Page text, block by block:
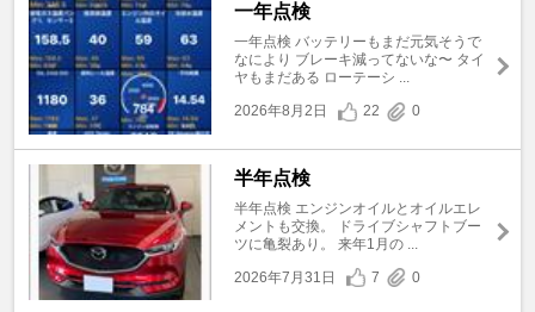
一年点検
一年点検 バッテリーもまだ元気そうで
なにより ブレーキ減ってないな〜 タイ
ヤもまだある ローテーシ ...
2026年8月2日
22 0
半年点検
半年点検 エンジンオイルとオイルエレ
メントも交換。 ドライブシャフトブー
ツに亀裂あり。 来年1月の ...
2026年7月31日
7 0